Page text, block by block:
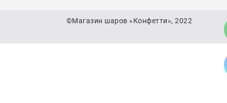
©Магазин шаров «Конфетти», 2022